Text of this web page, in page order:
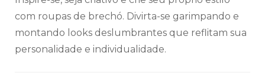
com roupas de brechó. Divirta-se garimpando e
montando looks deslumbrantes que reflitam sua
personalidade e individualidade.